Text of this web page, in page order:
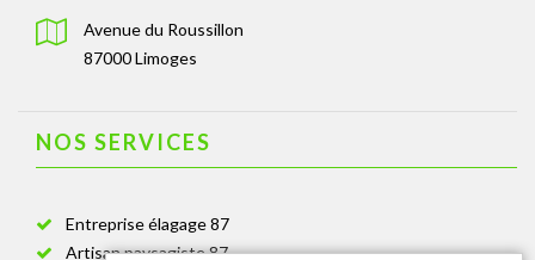
Avenue du Roussillon
87000 Limoges
NOS SERVICES
Entreprise élagage 87
Artisan paysagiste 87